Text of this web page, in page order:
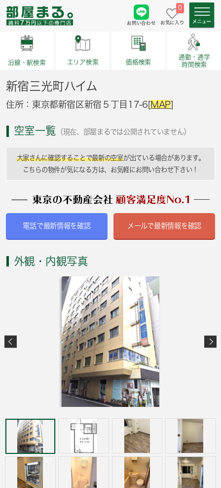
お問い合わせ
0
お気に入り
沿線・駅検索 エリア検索 価格検索
通勤・通学
時間検索
新宿三光町ハイム
住所：東京都新宿区新宿５丁目17-6[MAP]
空室一覧 （現在、部屋まるでは公開されていません）
大家さんに確認することで最新の空室が出ている場合があります。
こちらの物件が気になる方は、お気軽にお問い合わせ下さい！
電話で最新情報を確認 メールで最新情報を確認
外観・内観写真